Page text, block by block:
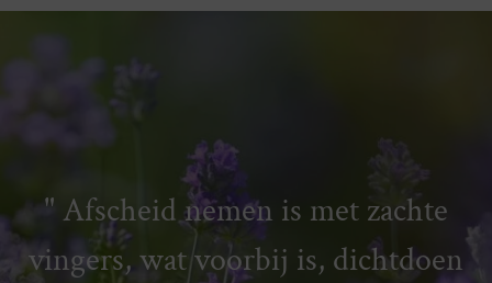
Afscheid nemen is met zachte
vingers, wat voorbij is, dichtdoen